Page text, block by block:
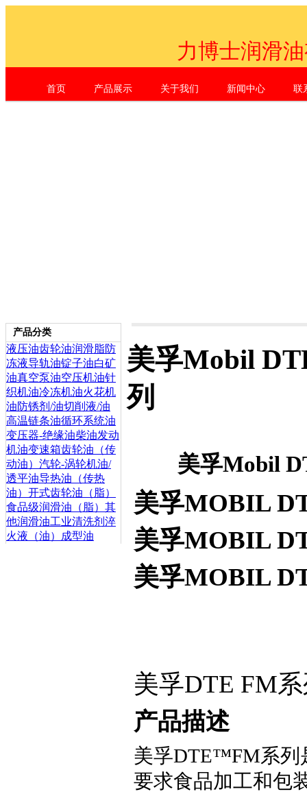
力博士润滑
Shenzhen Li Dr. Industrial Co.,
首页 产品展示 关于我们 新闻中心 联
产品分类
液压油齿轮油润滑脂防
冻液导轨油锭子油白矿
油真空泵油空压机油针
织机油冷冻机油火花机
油防锈剂/油切削液/油
高温链条油循环系统油
变压器-绝缘油柴油发动
机油变速箱齿轮油（传
动油） 汽轮-涡轮机油/
透平油导热油（传热
油） 开式齿轮油（脂）
食品级润滑油（脂） 其
他润滑油工业清洗剂 淬
火液（油）
成型油
美孚Mobil
列
美孚Mobil
美孚MOBIL
美孚MOBIL
美孚MOBIL
美孚DTE FM
产品描述
美孚DTE™FM系列
要求食品加工和包